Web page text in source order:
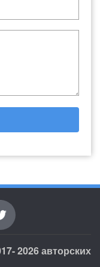
2026 авторских